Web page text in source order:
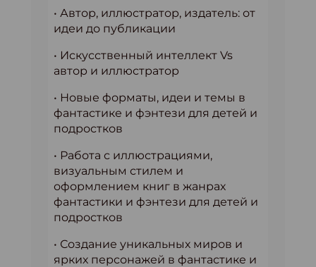
• Автор, иллюстратор, издатель: от
идеи до публикации
• Искусственный интеллект Vs
автор и иллюстратор
• Новые форматы, идеи и темы в
фантастике и фэнтези для детей и
подростков
• Работа с иллюстрациями,
визуальным стилем и
оформлением книг в жанрах
фантастики и фэнтези для детей и
подростков
• Создание уникальных миров и
ярких персонажей в фантастике и